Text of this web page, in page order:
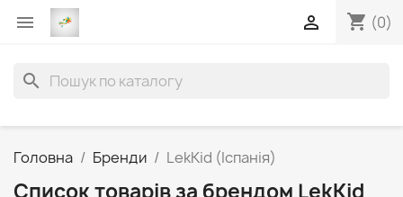
 shopping_cart (0)

search
Головна Бренди LekKid (Іспанія)
Список товарів за брендом LekKid